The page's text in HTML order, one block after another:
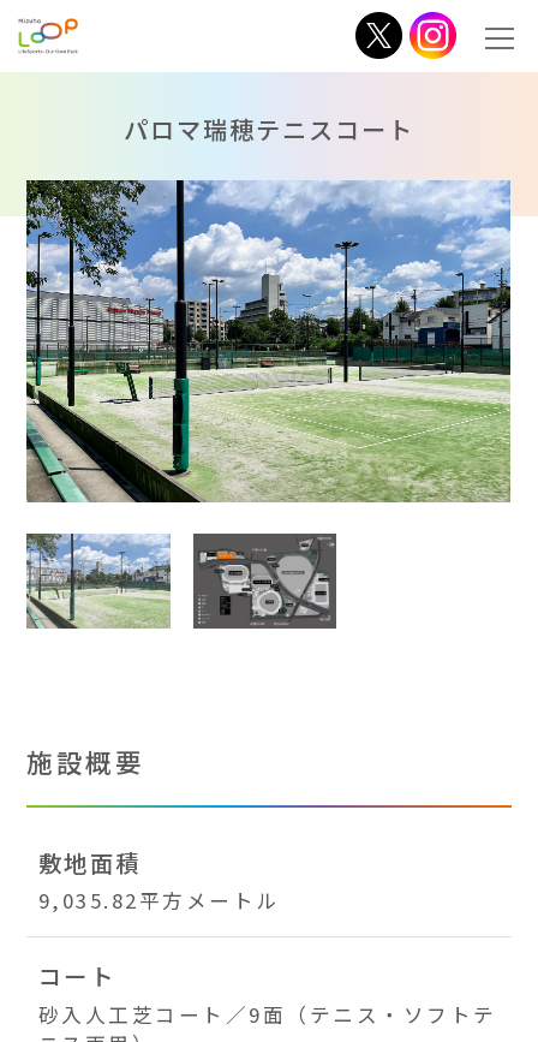
パロマ瑞穂テニスコート
施設概要
敷地面積
9,035.82平方メートル
コート
砂入人工芝コート／9面（テニス・ソフトテ